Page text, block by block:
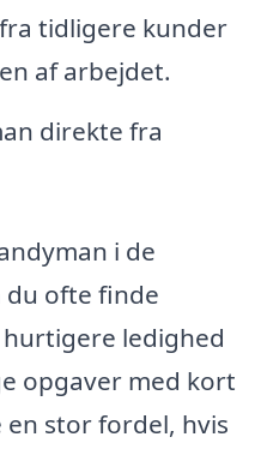
tidligere kunder
af arbejdet.
direkte fra
i de
ofte finde
ledighed
opgaver med kort
stor fordel, hvis